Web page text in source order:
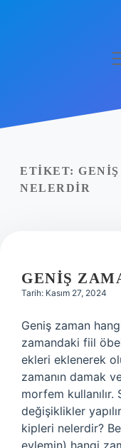
Yasal Uyarı
ETIKET:
NELERDIR
GENIŞ
Tarih: Kasım 27, 2024
Geniş zaman
zamandaki fiil
ekleri eklenerek
zamanın damak
morfem
değişiklikler
kipleri nelerdir?
eylemin) hangi